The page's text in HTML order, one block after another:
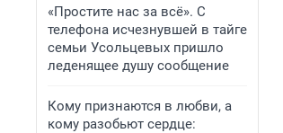
«Простите нас за всё». С
телефона исчезнувшей в тайге
семьи Усольцевых пришло
леденящее душу сообщение
Кому признаются в любви, а
кому разобьют сердце: